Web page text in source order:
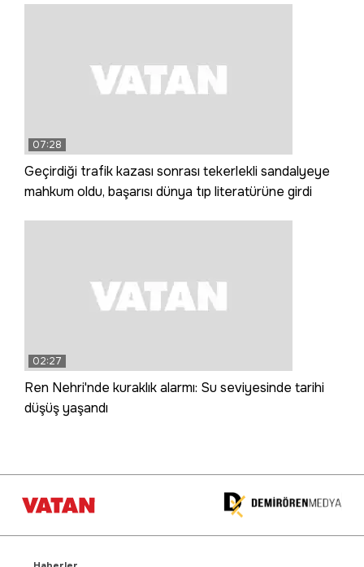
07:28
Geçirdiği trafik kazası sonrası tekerlekli sandalyeye
mahkum oldu, başarısı dünya tıp literatürüne girdi
02:27
Ren Nehri'nde kuraklık alarmı: Su seviyesinde tarihi
düşüş yaşandı